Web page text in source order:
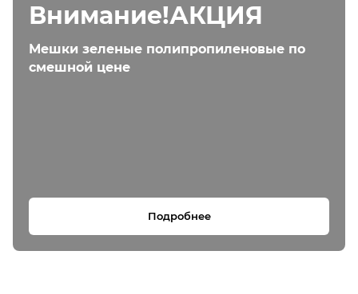
Внимание!АКЦИЯ
Мешки зеленые полипропиленовые по
смешной цене
Подробнее